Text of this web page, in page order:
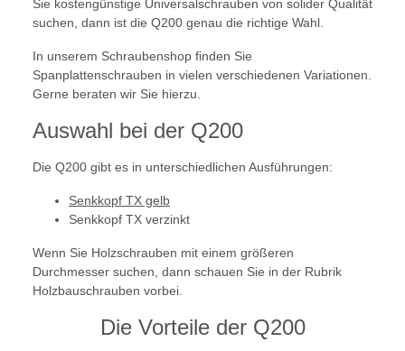
Sie kostengünstige Universalschrauben von solider Qualität
suchen, dann ist die Q200 genau die richtige Wahl.
In unserem Schraubenshop finden Sie
Spanplattenschrauben in vielen verschiedenen Variationen.
Gerne beraten wir Sie hierzu.
Auswahl bei der Q200
Die Q200 gibt es in unterschiedlichen Ausführungen:
Senkkopf TX gelb
Senkkopf TX verzinkt
Wenn Sie Holzschrauben mit einem größeren
Durchmesser suchen, dann schauen Sie in der Rubrik
Holzbauschrauben vorbei.
Die Vorteile der Q200